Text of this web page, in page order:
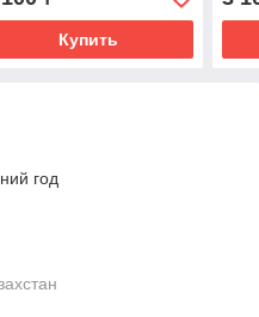
Купить
год